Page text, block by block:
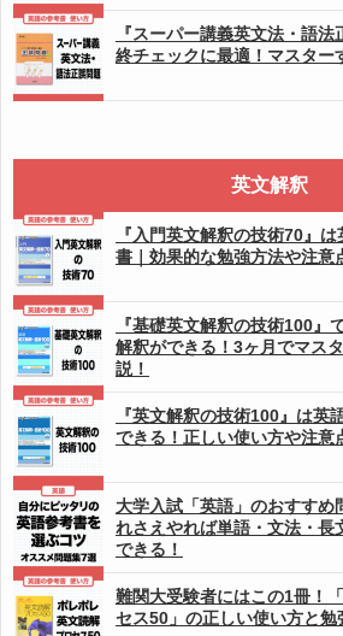
『スーパー講義英文法・語
終チェックに最適！マスター
英文解釈
『入門英文解釈の技術70』
書｜効果的な勉強方法や注意
『基礎英文解釈の技術100』
解釈ができる！3ヶ月でマス
説！
『英文解釈の技術100』は英
できる！正しい使い方や注意
大学入試「英語」のおすすめ
れさえやれば単語・文法・長
できる！
難関大受験者にはこの1冊！
セス50」の正しい使い方と勉